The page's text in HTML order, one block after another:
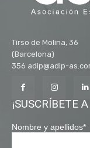
Tirso de Molina,
(Barcelona)
356 adip@adip-
¡SUSCRÍBETE
Nombre y apellidos*